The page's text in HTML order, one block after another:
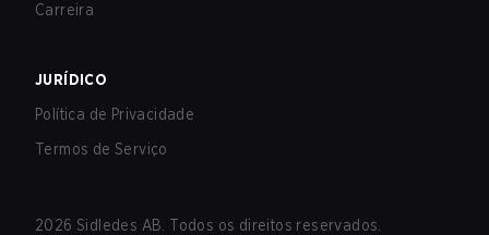
Carreira
JURÍDICO
Política de Privacidade
Termos de Serviço
2026 Sidledes AB. Todos os direitos reservados.